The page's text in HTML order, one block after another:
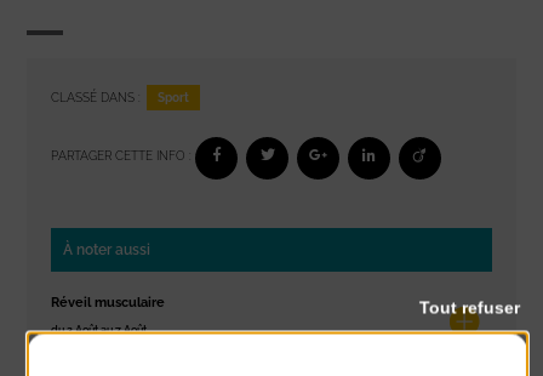
CLASSÉ DANS : Sport
PARTAGER CETTE INFO :
À noter aussi
Réveil musculaire
du 3 Août au 7 Août
Tout refuser